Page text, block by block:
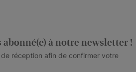
abonné(e) à notre newsletter !
réception afin de confirmer votre